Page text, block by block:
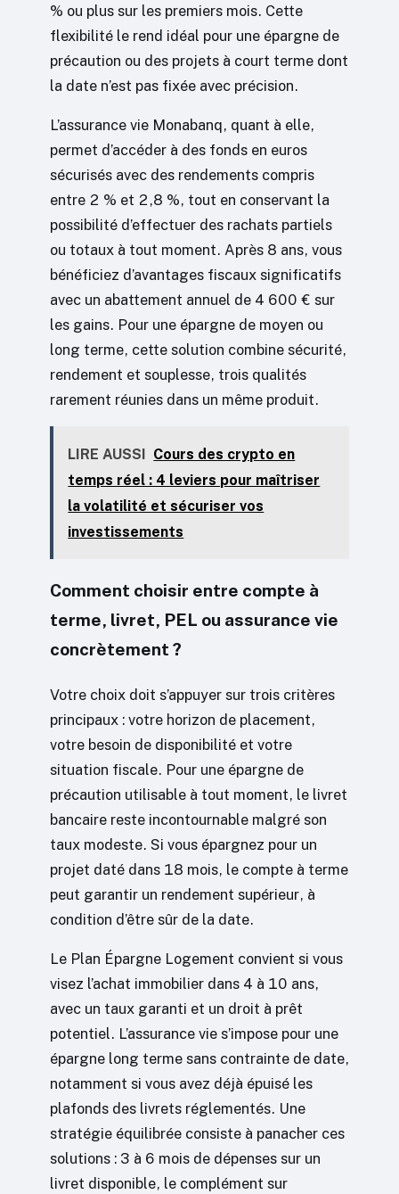
% ou plus sur les premiers mois. Cette
flexibilité le rend idéal pour une épargne de
précaution ou des projets à court terme dont
la date n’est pas fixée avec précision.
L’assurance vie Monabanq, quant à elle,
permet d’accéder à des fonds en euros
sécurisés avec des rendements compris
entre 2 % et 2,8 %, tout en conservant la
possibilité d’effectuer des rachats partiels
ou totaux à tout moment. Après 8 ans, vous
bénéficiez d’avantages fiscaux significatifs
avec un abattement annuel de 4 600 € sur
les gains. Pour une épargne de moyen ou
long terme, cette solution combine sécurité,
rendement et souplesse, trois qualités
rarement réunies dans un même produit.
LIRE AUSSI Cours des crypto en
temps réel : 4 leviers pour maîtriser
la volatilité et sécuriser vos
investissements
Comment choisir entre compte à
terme, livret, PEL ou assurance vie
concrètement ?
Votre choix doit s’appuyer sur trois critères
principaux : votre horizon de placement,
votre besoin de disponibilité et votre
situation fiscale. Pour une épargne de
précaution utilisable à tout moment, le livret
bancaire reste incontournable malgré son
taux modeste. Si vous épargnez pour un
projet daté dans 18 mois, le compte à terme
peut garantir un rendement supérieur, à
condition d’être sûr de la date.
Le Plan Épargne Logement convient si vous
visez l’achat immobilier dans 4 à 10 ans,
avec un taux garanti et un droit à prêt
potentiel. L’assurance vie s’impose pour une
épargne long terme sans contrainte de date,
notamment si vous avez déjà épuisé les
plafonds des livrets réglementés. Une
stratégie équilibrée consiste à panacher ces
solutions : 3 à 6 mois de dépenses sur un
livret disponible, le complément sur